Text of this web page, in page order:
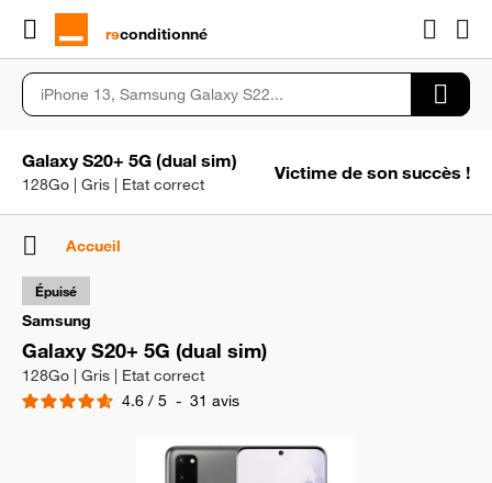
rɘconditionné
Galaxy S20+ 5G (dual sim)
128Go | Gris | Etat correct
Victime de son succès !
Accueil
Samsung
Galaxy S20+ 5G (dual sim)
128Go | Gris | Etat correct
4.6 / 5 - 31 avis
Épuisé